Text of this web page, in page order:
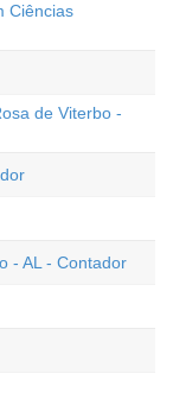
Ciências
de Viterbo -
- AL - Contador